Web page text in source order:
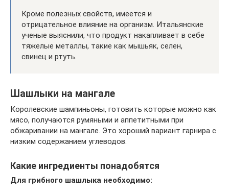
Кроме полезных свойств, имеется и
отрицательное влияние на организм. Итальянские
ученые выяснили, что продукт накапливает в себе
тяжелые металлы, такие как мышьяк, селен,
свинец и ртуть.
Шашлыки на мангале
Королевские шампиньоны, готовить которые можно как
мясо, получаются румяными и аппетитными при
обжаривании на мангале. Это хороший вариант гарнира с
низким содержанием углеводов.
Какие ингредиенты понадобятся
Для грибного шашлыка необходимо: